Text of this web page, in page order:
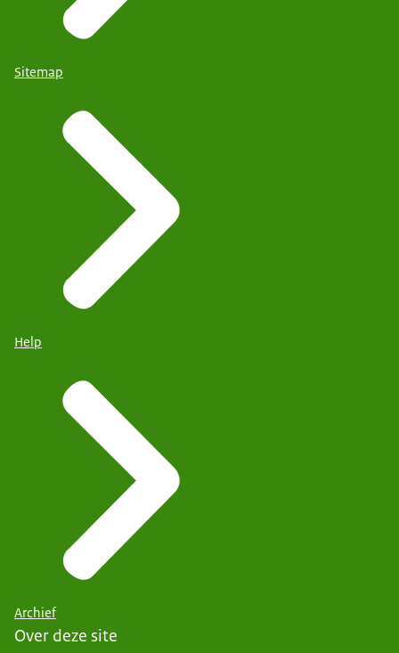
Sitemap
Help
Archief
Over deze site